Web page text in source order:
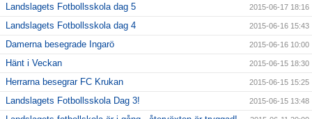
Landslagets Fotbollsskola dag 5 2015-06-17 18:16
Landslagets Fotbollsskola dag 4 2015-06-16 15:43
Damerna besegrade Ingarö 2015-06-16 10:00
Hänt i Veckan 2015-06-15 18:30
Herrarna besegrar FC Krukan 2015-06-15 15:25
Landslagets Fotbollsskola Dag 3! 2015-06-15 13:48